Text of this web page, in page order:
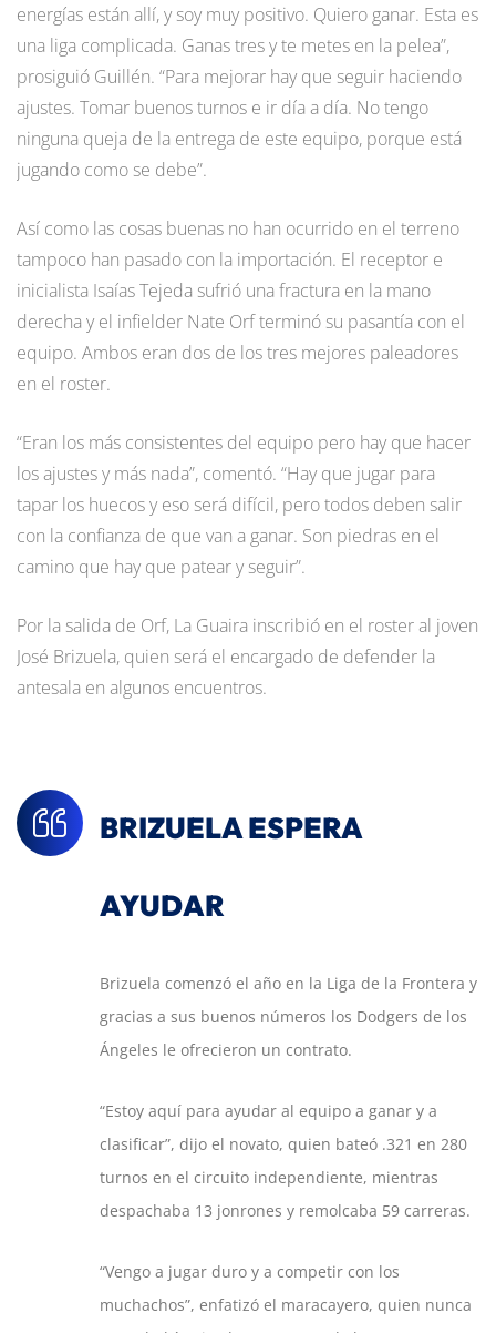
energías están allí, y soy muy positivo. Quiero ganar. Esta es
una liga complicada. Ganas tres y te metes en la pelea”,
prosiguió Guillén. “Para mejorar hay que seguir haciendo
ajustes. Tomar buenos turnos e ir día a día. No tengo
ninguna queja de la entrega de este equipo, porque está
jugando como se debe”.
Así como las cosas buenas no han ocurrido en el terreno
tampoco han pasado con la importación. El receptor e
inicialista Isaías Tejeda sufrió una fractura en la mano
derecha y el infielder Nate Orf terminó su pasantía con el
equipo. Ambos eran dos de los tres mejores paleadores
en el roster.
“Eran los más consistentes del equipo pero hay que hacer
los ajustes y más nada”, comentó. “Hay que jugar para
tapar los huecos y eso será difícil, pero todos deben salir
con la confianza de que van a ganar. Son piedras en el
camino que hay que patear y seguir”.
Por la salida de Orf, La Guaira inscribió en el roster al joven
José Brizuela, quien será el encargado de defender la
antesala en algunos encuentros.
BRIZUELA ESPERA
AYUDAR
Brizuela comenzó el año en la Liga de la Frontera y
gracias a sus buenos números los Dodgers de los
Ángeles le ofrecieron un contrato.
“Estoy aquí para ayudar al equipo a ganar y a
clasificar”, dijo el novato, quien bateó .321 en 280
turnos en el circuito independiente, mientras
despachaba 13 jonrones y remolcaba 59 carreras.
“Vengo a jugar duro y a competir con los
muchachos”, enfatizó el maracayero, quien nunca